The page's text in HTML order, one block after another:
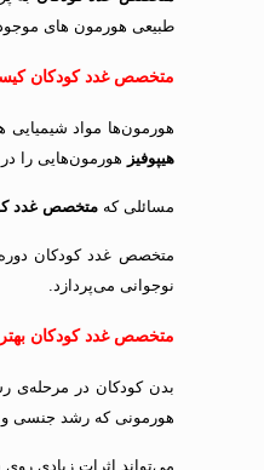
طبیعی هورمون های
متخصص غدد کودکان
هورمون‌ها مواد شیمیایی
هیپوفیز هورمون‌هایی را
مسائلی کهمتخصص غدد
متخصص غدد کودکان
نوجوانی می‌پردازد.
متخصص غدد کودکان
بدن کودکان در مرحله‌ی
هورمونی که رشد جنسی و
می‌تواند اثرات زیادی